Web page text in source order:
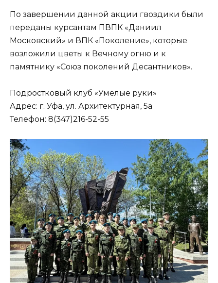
По завершении данной акции гвоздики были
переданы курсантам ПВПК «Даниил
Московский» и ВПК «Поколение», которые
возложили цветы к Вечному огню и к
памятнику «Союз поколений Десантников».
Подростковый клуб «Умелые руки»
Адрес: г. Уфа, ул. Архитектурная, 5а
Телефон: 8(347)216-52-55